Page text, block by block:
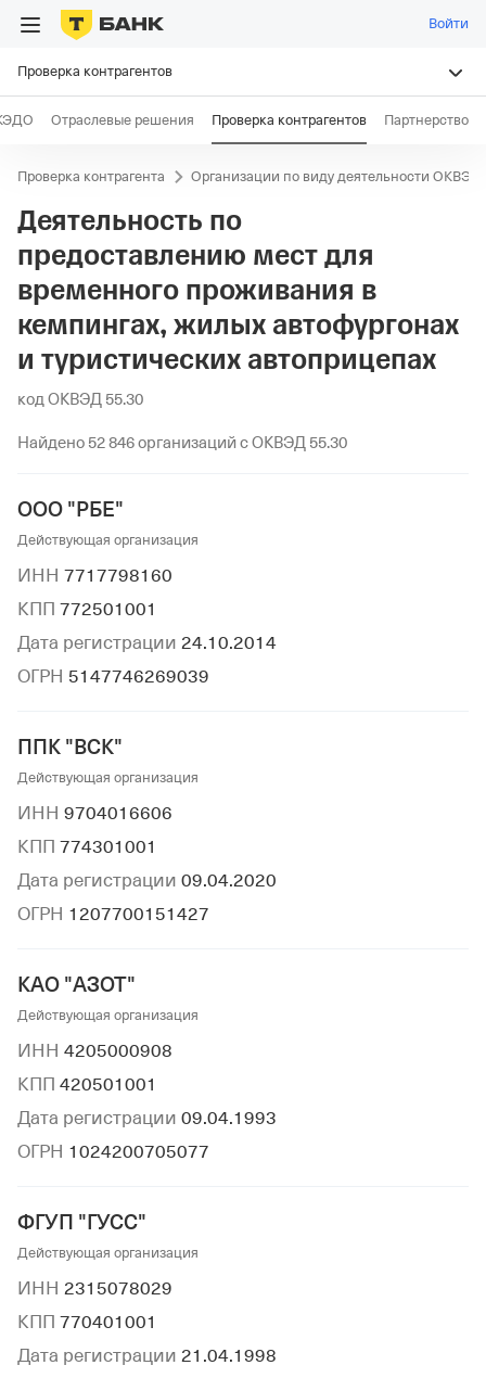
Войти
Проверка контрагентов
Отраслевые решения Проверка контрагентов Партнерство
Проверка контрагента Организации по виду деятельности ОКВЭД
Деятельность по
предоставлению мест для
временного проживания в
кемпингах, жилых автофургонах
и туристических автоприцепах
код ОКВЭД 55.30
Найдено 52 846 организаций с ОКВЭД 55.30
ООО "РБЕ"
Действующая организация
ИНН 7717798160
КПП 772501001
Дата регистрации 24.10.2014
ОГРН 5147746269039
ППК "ВСК"
Действующая организация
ИНН 9704016606
КПП 774301001
Дата регистрации 09.04.2020
ОГРН 1207700151427
КАО "АЗОТ"
Действующая организация
ИНН 4205000908
КПП 420501001
Дата регистрации 09.04.1993
ОГРН 1024200705077
ФГУП "ГУСС"
Действующая организация
ИНН 2315078029
КПП 770401001
Дата регистрации 21.04.1998